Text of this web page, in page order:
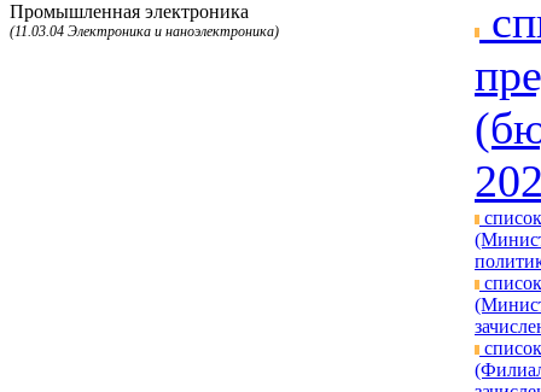
Промышленная электроника
(11.03.04 Электроника и наноэлектроника)